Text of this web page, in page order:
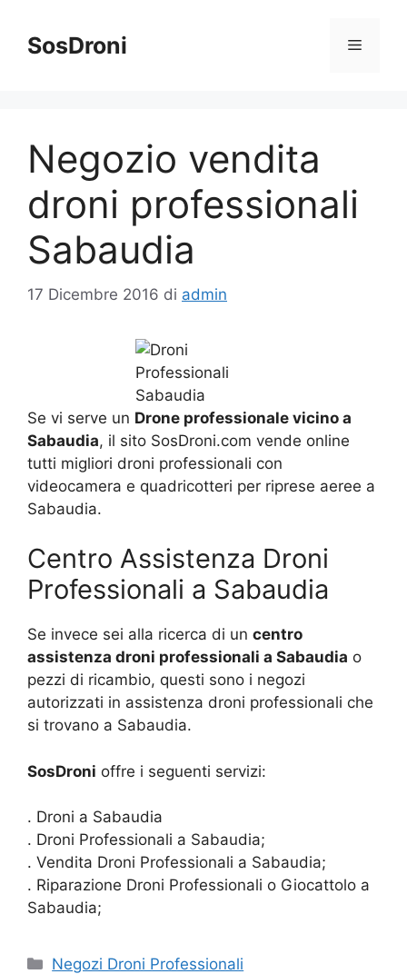
contenuto
SosDroni Menu
Negozio vendita
droni professionali
Sabaudia
17 Dicembre 2016 di admin
Se vi serve un Drone professionale vicino a
Sabaudia, il sito SosDroni.com vende online
tutti migliori droni professionali con
videocamera e quadricotteri per riprese aeree a
Sabaudia.
Centro Assistenza Droni
Professionali a Sabaudia
Se invece sei alla ricerca di un centro
assistenza droni professionali a Sabaudia o
pezzi di ricambio, questi sono i negozi
autorizzati in assistenza droni professionali che
si trovano a Sabaudia.
SosDroni offre i seguenti servizi:
. Droni a Sabaudia
. Droni Professionali a Sabaudia;
. Vendita Droni Professionali a Sabaudia;
. Riparazione Droni Professionali o Giocattolo a
Sabaudia;
Categorie
Negozi Droni Professionali